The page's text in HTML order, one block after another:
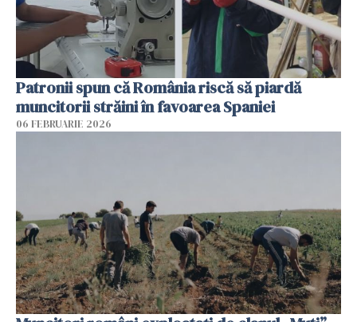
Patronii spun că România riscă să piardă
muncitorii străini în favoarea Spaniei
06 FEBRUARIE 2026